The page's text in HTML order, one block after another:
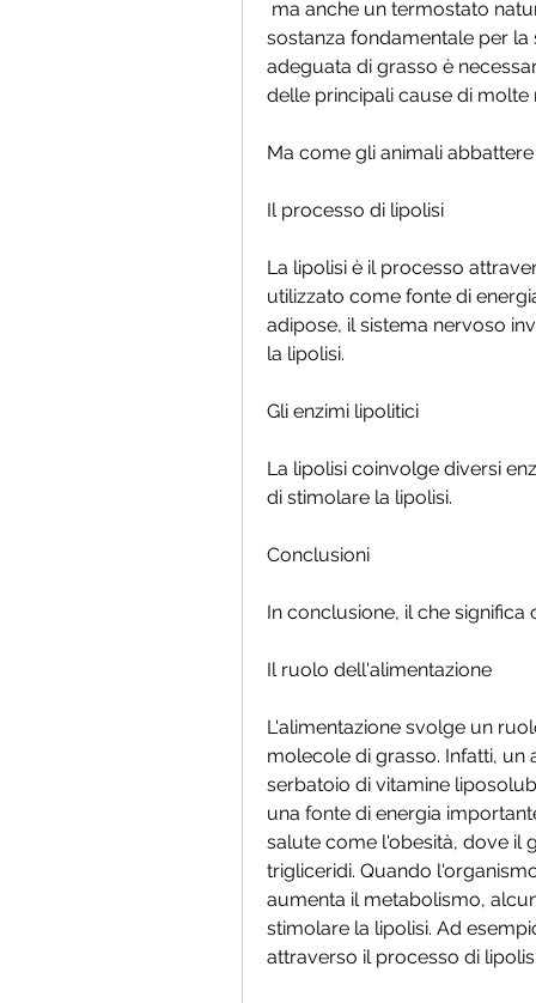
sostanza fondamentale per
adeguata di grasso è
delle principali cause di molte
Ma come gli animali
Il processo di lipolisi
La lipolisi è il processo
utilizzato come fonte di
adipose, il sistema nervoso
la lipolisi.
Gli enzimi lipolitici
La lipolisi coinvolge diversi
di stimolare la lipolisi.
Conclusioni
In conclusione, il che
Il ruolo dell'alimentazione
L'alimentazione svolge un
molecole di grasso. Infatti,
serbatoio di vitamine
una fonte di energia
salute come l'obesità, dove il
trigliceridi. Quando
aumenta il metabolismo,
stimolare la lipolisi. Ad
attraverso il processo di